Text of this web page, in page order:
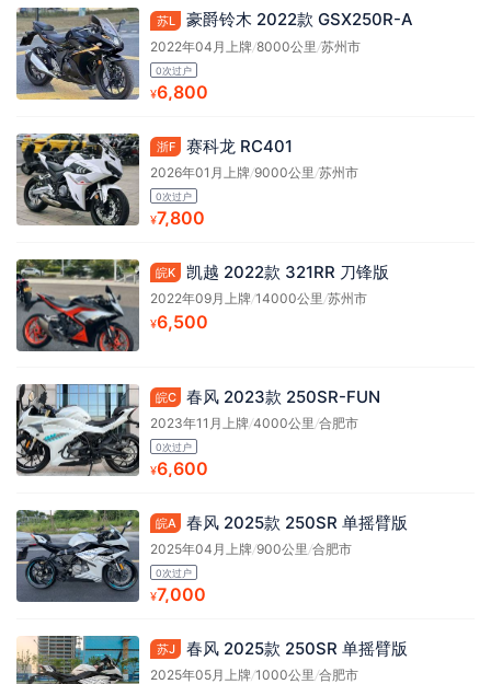
苏L 豪爵铃木 2022款 GSX250R-A
2022年04月上牌/8000公里 /苏州市
0次过户
¥6,800
浙F 赛科龙 RC401
2026年01月上牌/9000公里 /苏州市
0次过户
¥7,800
皖K 凯越 2022款 321RR 刀锋版
2022年09月上牌/14000公里 /苏州市
¥6,500
皖C 春风 2023款 250SR-FUN
2023年11月上牌/4000公里 /合肥市
0次过户
¥6,600
皖A 春风 2025款 250SR 单摇臂版
2025年04月上牌/900公里 /合肥市
0次过户
¥7,000
苏J 春风 2025款 250SR 单摇臂版
2025年05月上牌/1000公里 /合肥市